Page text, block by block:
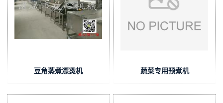
豆角蒸煮漂烫机 蔬菜专用预煮机